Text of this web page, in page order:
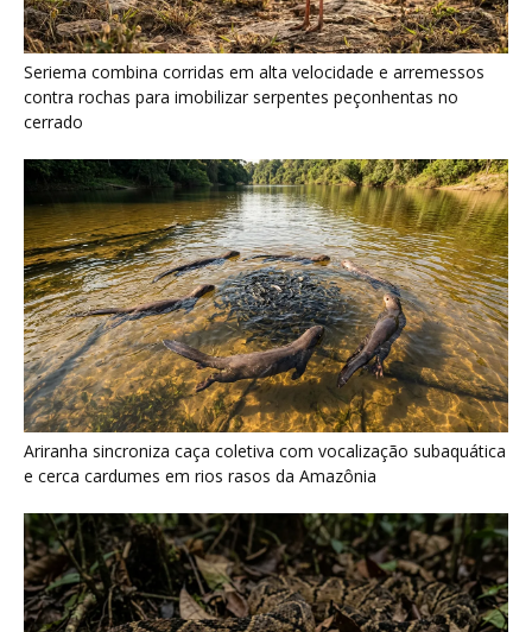
Ariranha sincroniza caça coletiva com vocalização subaquática
e cerca cardumes em rios rasos da Amazônia
Surucucu detecta calor pela fosseta loreal e prepara ataque de
emboscada no escuro da floresta
Últimas noticias